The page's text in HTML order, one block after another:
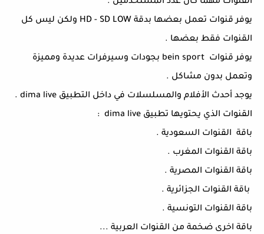
يوفر قنوات تعمل بعضها بدقة HD - SD LOW ولكن ليس كل
القنوات فقط بعضها .
يوفر قنوات bein sport بجودات وسيرفرات عديدة ومميزة
وتعمل بدون مشاكل .
يوجد أحدث الأفلام والمسلسلات في داخل التطبيق dima live .
القنوات الذي يحتويها تطبيق dima live :
باقة القنوات السعودية .
باقة القنوات المغرب .
باقة القنوات المصرية .
باقة القنوات الجزائرية .
باقة القنوات التونسية .
باقة اخرى ضخمة من القنوات العربية ...